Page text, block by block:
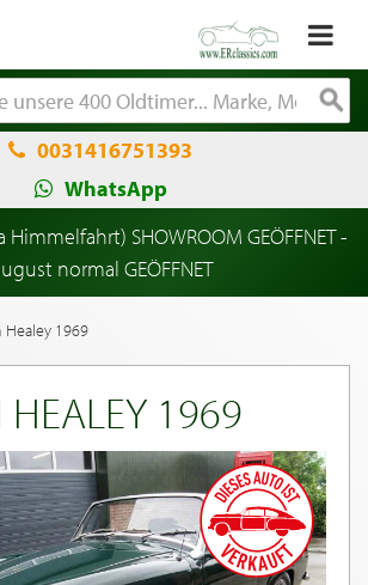
0031416751393
WhatsApp
SHOWROOM GEÖFFNET -
normal GEÖFFNET
Healey 1969
HEALEY 1969